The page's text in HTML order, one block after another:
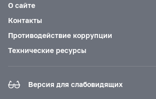
О сайте
Контакты
Противодействие коррупции
Технические ресурсы
Версия для слабовидящих